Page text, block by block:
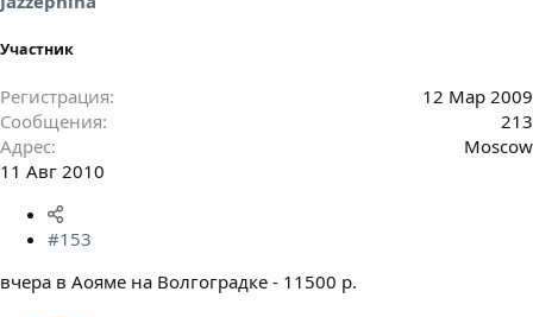
Участник
Регистрация
12 Мар 2009
Сообщения
213
Адрес
Moscow
11 Авг 2010
#153
вчера в Аояме на Волгоградке - 11500 р.